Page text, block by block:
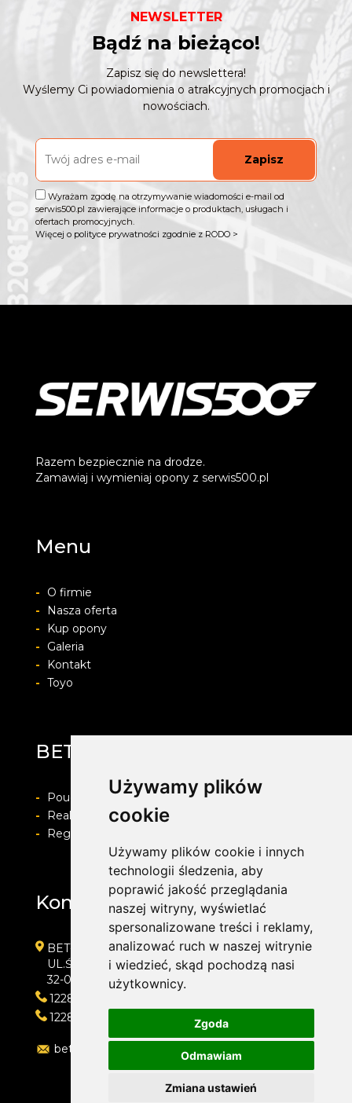
Używamy plików
cookie
Używamy plików cookie i innych
technologii śledzenia, aby
poprawić jakość przeglądania
naszej witryny, wyświetlać
spersonalizowane treści i reklamy,
analizować ruch w naszej witrynie
i wiedzieć, skąd pochodzą nasi
użytkownicy.
Zgoda
Odmawiam
Zmiana ustawień
NEWSLETTER
Bądź na bieżąco!
Zapisz się do newslettera!
Wyślemy Ci powiadomienia o atrakcyjnych promocjach i
nowościach.
Zapisz
Wyrażam zgodę na otrzymywanie wiadomości e-mail od
serwis500.pl zawierające informacje o produktach, usługach i
ofertach promocyjnych.
Więcej o polityce prywatności zgodnie z RODO >
Razem bezpiecznie na drodze.
Zamawiaj i wymieniaj opony z serwis500.pl
Menu
-
O firmie
-
Nasza oferta
-
Kup opony
-
Galeria
-
Kontakt
- Toyo
BET-POL
-
Pouczenie o prawie do odstapienia od umowy
-
Realizacja zamówienia i formy płatności
-
Regulamin i Polityka prywatności
Kontakt
BET-POL
UL.ŚLEDZIEJOWICE 364
32-020 WIELICZKA
122882550
122882550
betpol@interia.pl